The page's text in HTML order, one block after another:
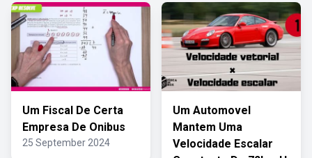
Um Fiscal De Certa
Empresa De Onibus
25 September 2024
Um Automovel
Mantem Uma
Velocidade Escalar